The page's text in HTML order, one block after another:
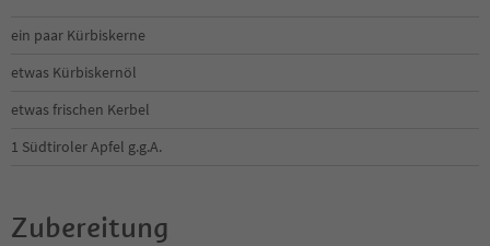
ein paar Kürbiskerne
etwas Kürbiskernöl
etwas frischen Kerbel
1 Südtiroler Apfel g.g.A.
Zubereitung